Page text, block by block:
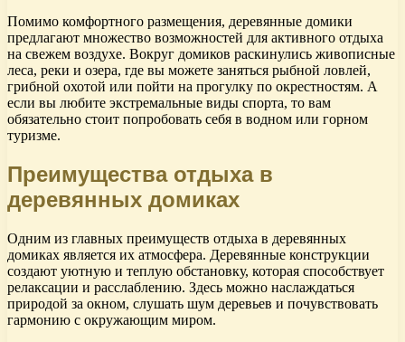
Помимо комфортного размещения, деревянные домики
предлагают множество возможностей для активного отдыха
на свежем воздухе. Вокруг домиков раскинулись живописные
леса, реки и озера, где вы можете заняться рыбной ловлей,
грибной охотой или пойти на прогулку по окрестностям. А
если вы любите экстремальные виды спорта, то вам
обязательно стоит попробовать себя в водном или горном
туризме.
Преимущества отдыха в
деревянных домиках
Одним из главных преимуществ отдыха в деревянных
домиках является их атмосфера. Деревянные конструкции
создают уютную и теплую обстановку, которая способствует
релаксации и расслаблению. Здесь можно наслаждаться
природой за окном, слушать шум деревьев и почувствовать
гармонию с окружающим миром.